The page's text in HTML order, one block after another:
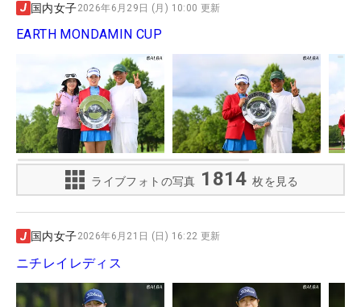
国内女子2026年6月29日 (月) 10:00 更新
EARTH MONDAMIN CUP
ライブフォトの写真 1814 枚を見る
国内女子2026年6月21日 (日) 16:22 更新
ニチレイレディス